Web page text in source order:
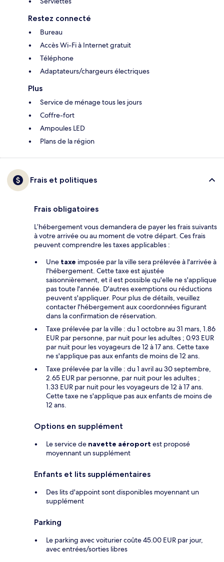
Restez connecté
Bureau
Accès Wi-Fi à Internet gratuit
Téléphone
Adaptateurs/chargeurs électriques
Plus
Service de ménage tous les jours
Coffre-fort
Ampoules LED
Plans de la région
Frais et politiques
Frais obligatoires
L’hébergement vous demandera de payer les frais suivants
à votre arrivée ou au moment de votre départ. Ces frais
peuvent comprendre les taxes applicables :
Une taxe imposée par la ville sera prélevée à l'arrivée à
l'hébergement. Cette taxe est ajustée
saisonnièrement, et il est possible qu'elle ne s'applique
pas toute l'année. D'autres exemptions ou réductions
peuvent s'appliquer. Pour plus de détails, veuillez
contacter l'hébergement aux coordonnées figurant
dans la confirmation de réservation.
Taxe prélevée par la ville : du 1 octobre au 31 mars, 1.86
EUR par personne, par nuit pour les adultes ; 0.93 EUR
par nuit pour les voyageurs de 12 à 17 ans. Cette taxe
ne s'applique pas aux enfants de moins de 12 ans.
Taxe prélevée par la ville : du 1 avril au 30 septembre,
2.65 EUR par personne, par nuit pour les adultes ;
1.33 EUR par nuit pour les voyageurs de 12 à 17 ans.
Cette taxe ne s'applique pas aux enfants de moins de
12 ans.
Options en supplément
Le service de navette aéroport est proposé
moyennant un supplément
Enfants et lits supplémentaires
Des lits d'appoint sont disponibles moyennant un
supplément
Parking
Le parking avec voiturier coûte 45.00 EUR par jour,
avec entrées/sorties libres